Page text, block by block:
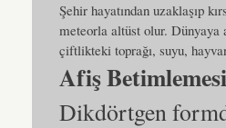
Şehir hayatından uzaklaşıp
meteorla altüst olur. Dünyaya
çiftlikteki toprağı, suyu,
Afiş
Dikdörtgen